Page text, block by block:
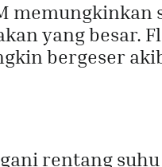
memungkinkan
yang besar.
bergeser
rentang